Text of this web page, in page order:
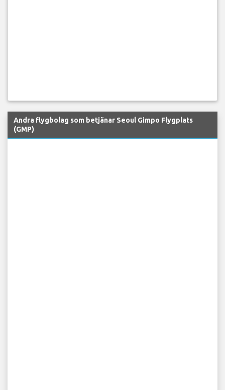
Andra flygbolag som betjänar Seoul Gimpo Flygplats
(GMP)